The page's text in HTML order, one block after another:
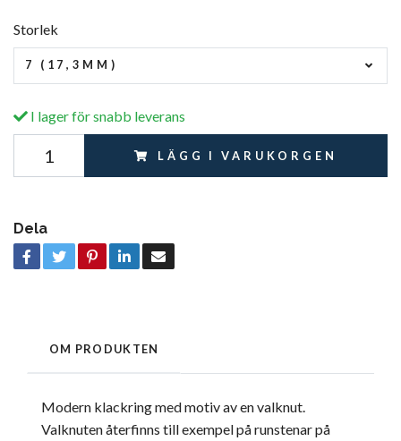
Storlek
7 (17,3MM)
I lager för snabb leverans
LÄGG I VARUKORGEN
Dela
OM PRODUKTEN
Modern klackring med motiv av en valknut.
Valknuten återfinns till exempel på runstenar på